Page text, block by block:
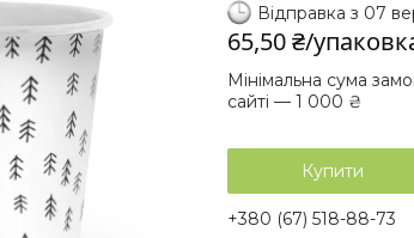
Відправка з 07
65,50 ₴/
Мінімальна сума
сайті — 1 000 ₴
Купити
+380 (67) 518-88-73